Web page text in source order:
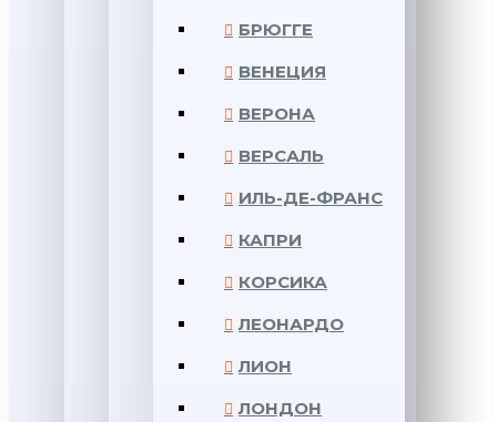
БРЮГГЕ
ВЕНЕЦИЯ
ВЕРОНА
ВЕРСАЛЬ
ИЛЬ-ДЕ-ФРАНС
КАПРИ
КОРСИКА
ЛЕОНАРДО
ЛИОН
ЛОНДОН